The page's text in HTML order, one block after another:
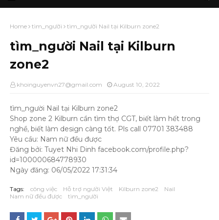
Home tìm_người tìm_người Nail tại Kilburn zone2
tìm_người Nail tại Kilburn
zone2
khoinguyenvn27@gmail.com August 10, 2022
tìm_người Nail tại Kilburn zone2
Shop zone 2 Kilburn cần tìm thợ CGT, biết làm hết trong
nghề, biết làm design càng tốt. Pls call 07701 383488
Yêu cầu: Nam nữ đều được
Đăng bởi: Tuyet Nhi Dinh facebook.com/profile.php?
id=100000684778930
Ngày đăng: 06/05/2022 17:31:34
Tags: công việc Hỗ trợ người Việt Kilburn zone2
Nail
Nam nữ đều được
tìm_người